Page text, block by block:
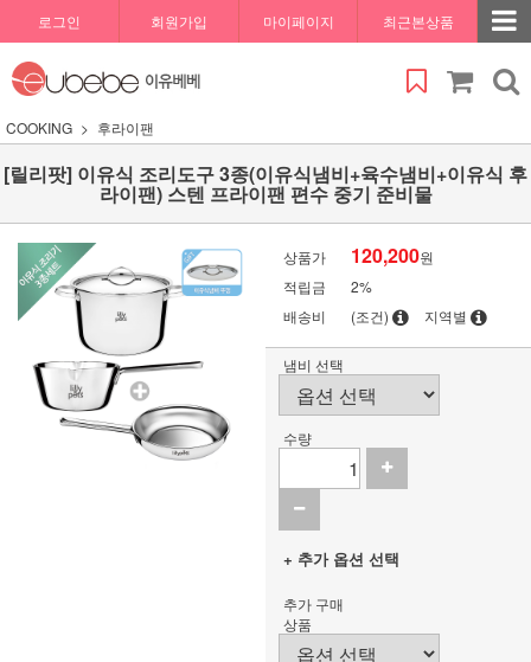
로그인 회원가입 마이페이지 최근본상품
COOKING 후라이팬
[릴리팟] 이유식 조리도구 3종(이유식냄비+육수냄비+이유식 후
라이팬) 스텐 프라이팬 편수 중기 준비물
상품가 120,200원
적립금
2%
배송비
(조건) 지역별
냄비 선택
수량
+ 추가 옵션 선택
추가 구매
상품